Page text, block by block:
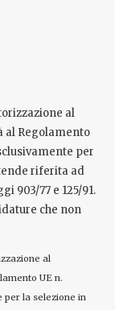
al
Regolamento
per
riferita ad
903/77 e 125/91.
che non
al
UE n.
per la selezione in